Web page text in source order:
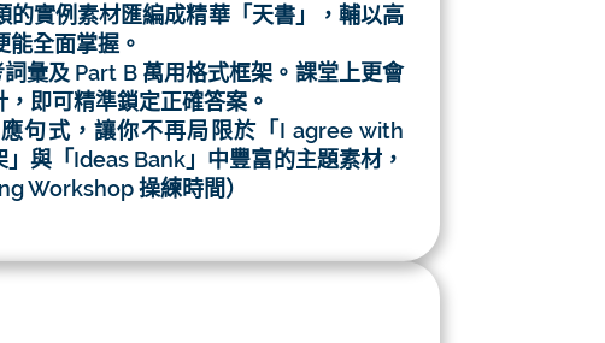
實例素材匯編成精華「天書」，輔以高
能全面掌握。
彙及 Part B 萬用格式框架。課堂上更會
即可精準鎖定正確答案。
句式，讓你不再局限於「I agree with
與「Ideas Bank」中豐富的主題素材，
Workshop 操練時間）